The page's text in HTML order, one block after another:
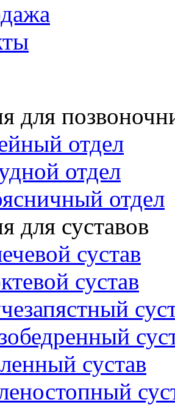
для
отдел
отдел
отдел
для суставов
сустав
сустав
сустав